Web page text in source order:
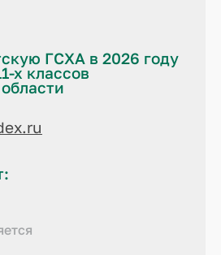
ГСХА в 2026 году
х классов